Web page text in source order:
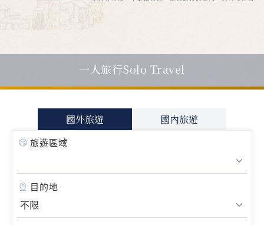
父親節．限時特別企劃一人旅行Solo Travel
國外旅遊 國內旅遊
旅遊區域
目的地